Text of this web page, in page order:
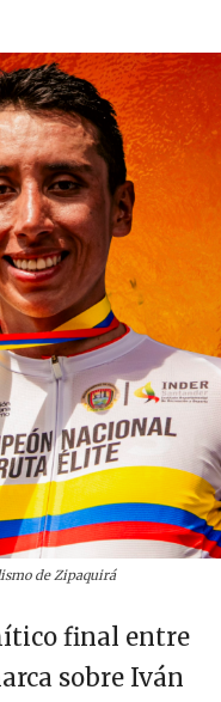
de Zipaquirá
final entre
sobre Iván